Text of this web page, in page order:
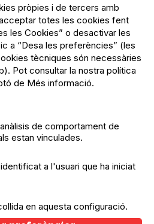
de les activitats
els col·lectius
pròpies i de tercers amb
totes les cookies fent
les Cookies” o desactivar les
a “Desa les preferències” (les
tècniques són necessàries
Pot consultar la nostra política
de Més informació.
de comportament de
estan vinculades.
a l'usuari que ha iniciat
en aquesta configuració.